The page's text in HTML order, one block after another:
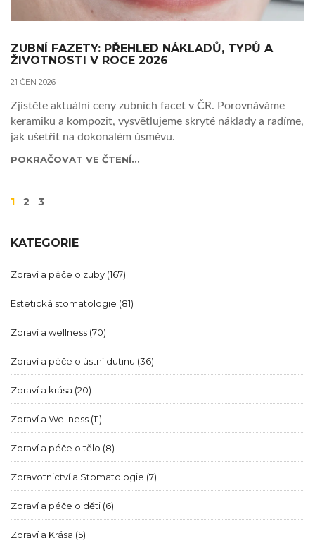
ZUBNÍ FAZETY: PŘEHLED NÁKLADŮ, TYPŮ A
ŽIVOTNOSTI V ROCE 2026
21 ČEN 2026
Zjistěte aktuální ceny zubních facet v ČR. Porovnáváme
keramiku a kompozit, vysvětlujeme skryté náklady a radíme,
jak ušetřit na dokonalém úsměvu.
POKRAČOVAT VE ČTENÍ...
1 2 3
KATEGORIE
Zdraví a péče o zuby (167)
Estetická stomatologie (81)
Zdraví a wellness (70)
Zdraví a péče o ústní dutinu (36)
Zdraví a krása (20)
Zdraví a Wellness (11)
Zdraví a péče o tělo (8)
Zdravotnictví a Stomatologie (7)
Zdraví a péče o děti (6)
Zdraví a Krása (5)